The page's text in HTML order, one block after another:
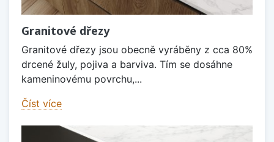
Granitové dřezy
Granitové dřezy jsou obecně vyráběny z cca 80%
drcené žuly, pojiva a barviva. Tím se dosáhne
kameninovému povrchu,...
Číst více